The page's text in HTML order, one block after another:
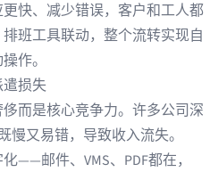
快、减少错误，客户和工人都
排班工具联动，整个流转实现自
作。
损失
而是核心竞争力。许多公司深
慢又易错，导致收入流失。
——邮件、VMS、PDF都在，